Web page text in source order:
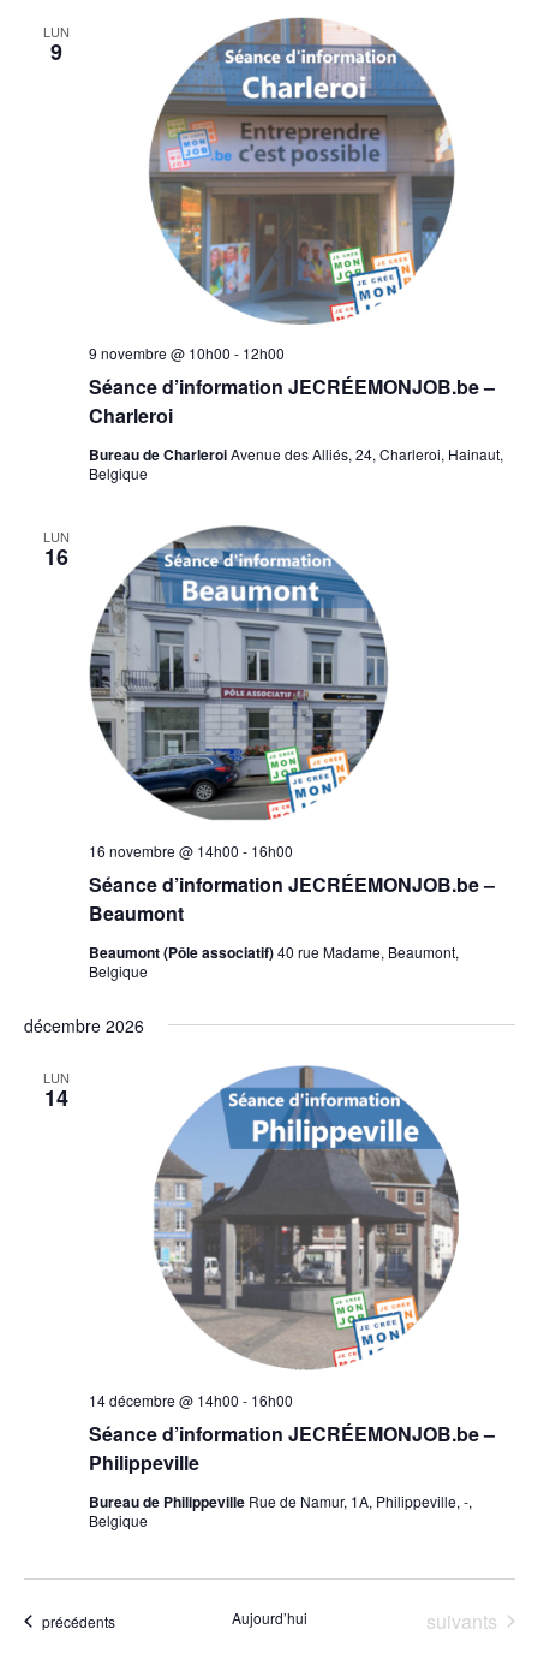
LUN
9
Séance d’information JECRÉEMONJOB.be –
Charleroi
9 novembre @ 10h00 - 12h00
Bureau de CharleroiAvenue des Alliés, 24, Charleroi, Hainaut,
Belgique
LUN
16
Séance d’information JECRÉEMONJOB.be –
Beaumont
16 novembre @ 14h00 - 16h00
Beaumont (Pôle associatif)40 rue Madame, Beaumont,
Belgique
décembre 2026
LUN
14
Séance d’information JECRÉEMONJOB.be –
Philippeville
14 décembre @ 14h00 - 16h00
Bureau de Philippeville Rue de Namur, 1A, Philippeville, -,
Belgique
Évènements
précédents Aujourd’hui Évènements
suivants